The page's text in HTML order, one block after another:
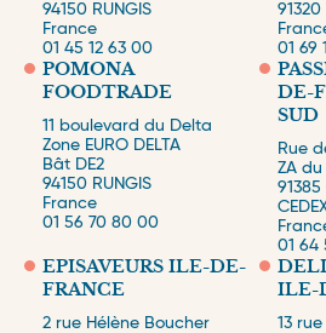
Directions régionales
Plateformes logistiques et
94150 RUNGIS
France
01 45 12 63 00
91320
01 69
POMONA
FOODTRADE
11 boulevard du Delta
Zone EURO DELTA
Bât DE2
94150 RUNGIS
France
01 56 70 80 00
DE-
SUD
Rue
ZA
91385
01 64
EPISAVEURS ILE-DE-
FRANCE
2 rue Hélène Boucher
ILE-
13